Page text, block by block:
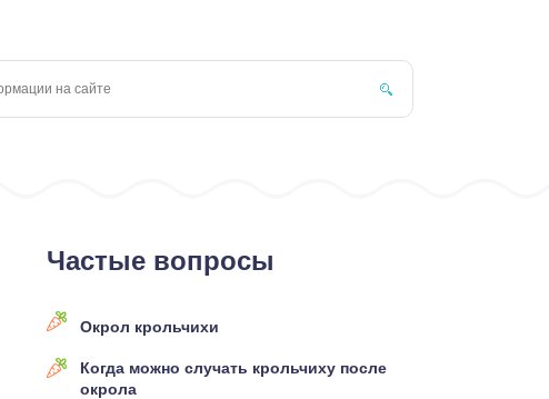
Частые вопросы
Окрол крольчихи
Когда можно случать крольчиху после
окрола